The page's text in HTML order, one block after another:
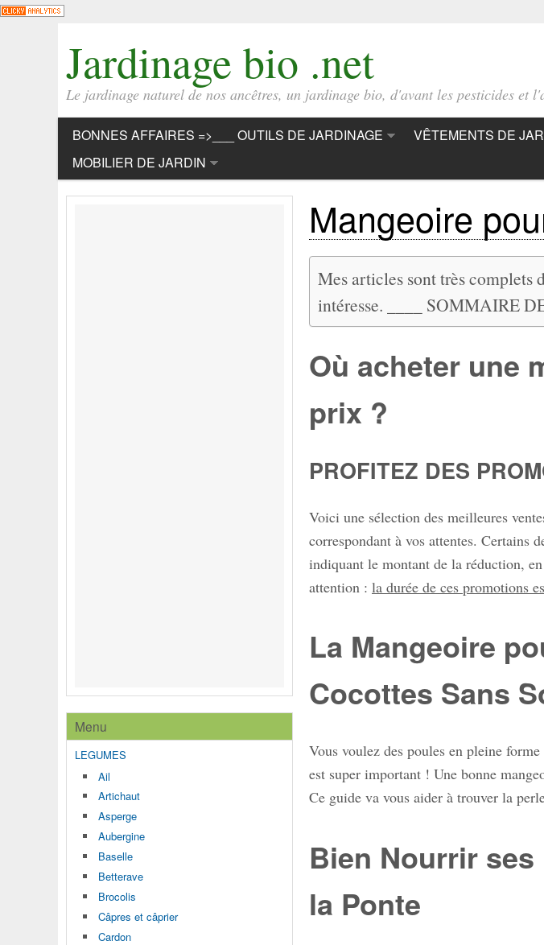
Jardinage bio .net
Le jardinage naturel de nos ancêtres, un jardinage bio, d'avant les pesticides
BONNES AFFAIRES =>___ OUTILS DE JARDINAGE VÊTEMENTS DE
MOBILIER DE JARDIN
Mangeoire
Mes articles sont très
intéresse. ____ SOMMAIRE
Où acheter une
prix ?
PROFITEZ DES
Voici une sélection des meilleures
correspondant à vos attentes. Certains
indiquant le montant de la réduction,
attention : la durée de ces promotions
La Mangeoire
Cocottes Sans
Vous voulez des poules en pleine
est super important ! Une bonne
Ce guide va vous aider à trouver la
Bien Nourrir
la Ponte
Menu
LEGUMES
Ail
Artichaut
Asperge
Aubergine
Baselle
Betterave
Brocolis
Câpres et câprier
Cardon